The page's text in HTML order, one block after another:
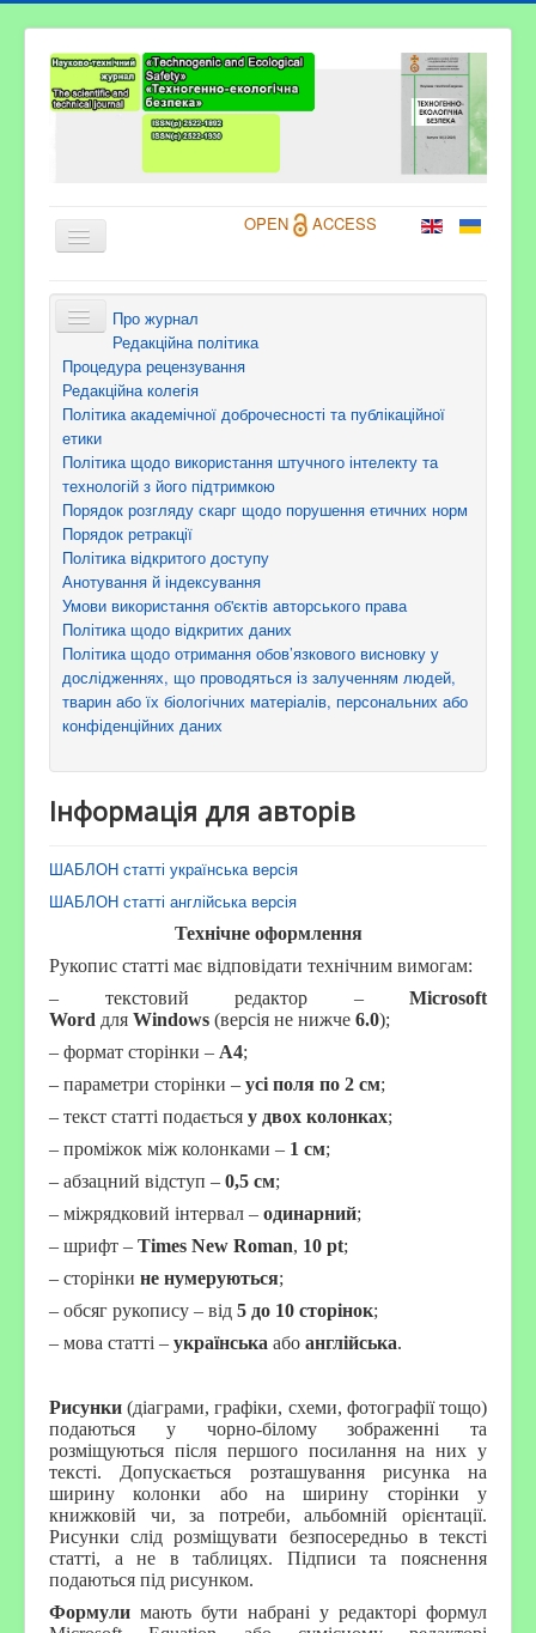
OPEN ACCESS
Про журнал
Інформація для авторів
Архіви
Поточний номер
Контакти
Про журнал
Редакційна політика
Процедура рецензування
Редакційна колегія
Політика академічної доброчесності та публікаційної
етики
Політика щодо використання штучного інтелекту та
технологій з його підтримкою
Порядок розгляду скарг щодо порушення етичних норм
Порядок ретракції
Політика відкритого доступу
Анотування й індексування
Умови використання об'єктів авторського права
Політика щодо відкритих даних
Політика щодо отримання обов’язкового висновку у
дослідженнях, що проводяться із залученням людей,
тварин або їх біологічних матеріалів, персональних або
конфіденційних даних
Інформація для авторів
ШАБЛОН статті українська версія
ШАБЛОН статті англійська версія
Технічне оформлення
Рукопис статті має відповідати технічним вимогам:
– текстовий редактор – Microsoft
Word для Windows (версія не нижче 6.0);
– формат сторінки – А4;
– параметри сторінки – усі поля по 2 см;
– текст статті подається у двох колонках;
– проміжок між колонками – 1 см;
– абзацний відступ – 0,5 см;
– міжрядковий інтервал – одинарний;
– шрифт – Times New Roman, 10 pt;
– сторінки не нумеруються;
– обсяг рукопису – від 5 до 10 сторінок;
– мова статті – українська або англійська.
Рисунки(діаграми, графіки, схеми, фотографії тощо)
подаються у чорно-білому зображенні та
розміщуються після першого посилання на них у
тексті. Допускається розташування рисунка на
ширину колонки або на ширину сторінки у
книжковій чи, за потреби, альбомній орієнтації.
Рисунки слід розміщувати безпосередньо в тексті
статті, а не в таблицях. Підписи та пояснення
подаються під рисунком.
Формули мають бути набрані у редакторі формул